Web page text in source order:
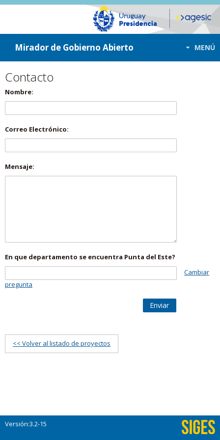
ir a contenido
ir al menú
Mirador de Gobierno Abierto MENÚ
Contacto
Nombre:
Correo Electrónico:
Mensaje:
En que departamento se encuentra Punta del Este?
Cambiar
pregunta
Enviar
<< Volver al listado de proyectos
Versión:3.2-15